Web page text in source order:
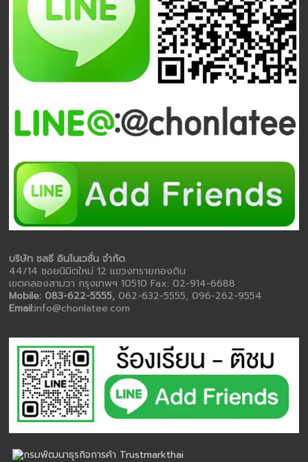
บริษัท ชลธี อินโนเวชั่น จำกัด
44/14 ซอยนิมิตใหม่ 12 แขวงทรายกองดิน
เขตคลองสามวา กรุงเทพฯ 10510 Fax: 02-914-6688
Mobile: 083-622-5555,062-632-5555, 096-262-9554
Email:info@chonlatee.com